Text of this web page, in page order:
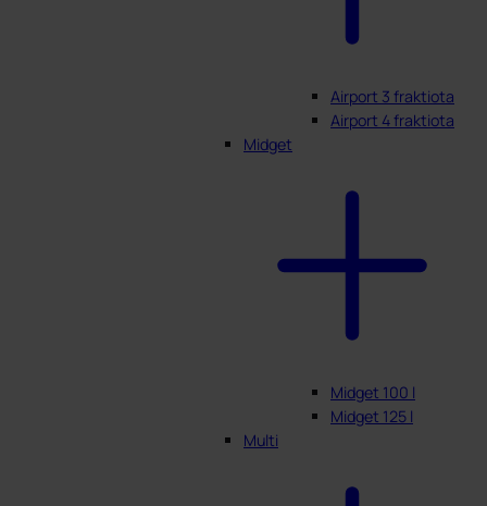
Airport 3 fraktiota
Airport 4 fraktiota
Midget
Midget 100 l
Midget 125 l
Multi